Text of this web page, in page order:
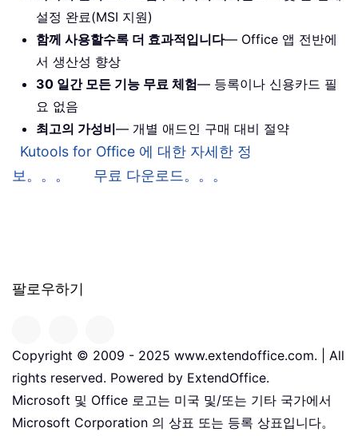
설정 완료(MSI 지원)
함께 사용할수록 더 효과적입니다— Office 앱 전반에
서 생산성 향상
30 일간 모든 기능 무료 체험— 등록이나 신용카드 필
요 없음
최고의 가성비— 개별 애드인 구매 대비 절약
Kutools for Office 에 대한 자세한 정
보。。。
무료 다운로드。。。
팔로우하기
Copyright © 2009 - 2025 www.extendoffice.com. | All
rights reserved. Powered by ExtendOffice.
Microsoft 및 Office 로고는 미국 및/또는 기타 국가에서
Microsoft Corporation 의 상표 또는 등록 상표입니다。